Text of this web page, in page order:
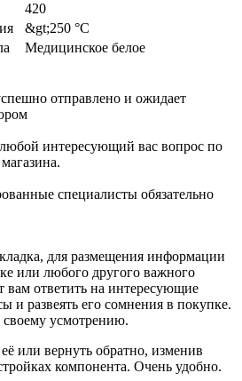
420
&gt;250 °C
Медицинское белое
отправлено и ожидает
интересующий вас вопрос по
специалисты обязательно
для размещения информации
или любого другого важного
вам ответить на интересующие
и развеять его сомнения в покупке.
своему усмотрению.
или вернуть обратно, изменив
компонента. Очень удобно.